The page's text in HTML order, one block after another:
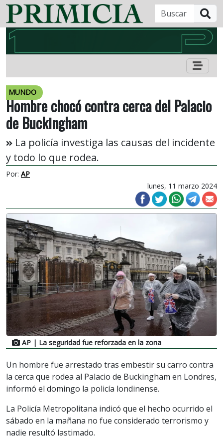
MUNDO
Hombre chocó contra cerca del Palacio
de Buckingham
La policía investiga las causas del incidente
y todo lo que rodea.
Por: AP
lunes, 11 marzo 2024
AP | La seguridad fue reforzada en la zona
Un hombre fue arrestado tras embestir su carro contra
la cerca que rodea al Palacio de Buckingham en Londres,
informó el domingo la policía londinense.
La Policía Metropolitana indicó que el hecho ocurrido el
sábado en la mañana no fue considerado terrorismo y
nadie resultó lastimado.